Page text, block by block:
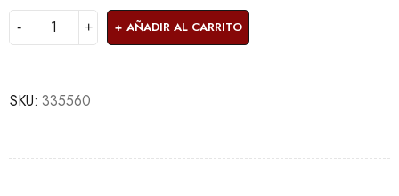
AÑADIR AL CARRITO
SKU: 335560